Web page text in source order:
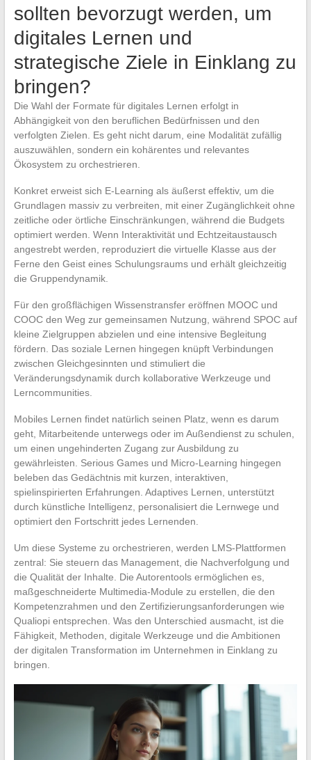
sollten bevorzugt werden, um
digitales Lernen und
strategische Ziele in Einklang zu
bringen?
Die Wahl der Formate für digitales Lernen erfolgt in
Abhängigkeit von den beruflichen Bedürfnissen und den
verfolgten Zielen. Es geht nicht darum, eine Modalität zufällig
auszuwählen, sondern ein kohärentes und relevantes
Ökosystem zu orchestrieren.
Konkret erweist sich E-Learning als äußerst effektiv, um die
Grundlagen massiv zu verbreiten, mit einer Zugänglichkeit ohne
zeitliche oder örtliche Einschränkungen, während die Budgets
optimiert werden. Wenn Interaktivität und Echtzeitaustausch
angestrebt werden, reproduziert die virtuelle Klasse aus der
Ferne den Geist eines Schulungsraums und erhält gleichzeitig
die Gruppendynamik.
Für den großflächigen Wissenstransfer eröffnen MOOC und
COOC den Weg zur gemeinsamen Nutzung, während SPOC auf
kleine Zielgruppen abzielen und eine intensive Begleitung
fördern. Das soziale Lernen hingegen knüpft Verbindungen
zwischen Gleichgesinnten und stimuliert die
Veränderungsdynamik durch kollaborative Werkzeuge und
Lerncommunities.
Mobiles Lernen findet natürlich seinen Platz, wenn es darum
geht, Mitarbeitende unterwegs oder im Außendienst zu schulen,
um einen ungehinderten Zugang zur Ausbildung zu
gewährleisten. Serious Games und Micro-Learning hingegen
beleben das Gedächtnis mit kurzen, interaktiven,
spielinspirierten Erfahrungen. Adaptives Lernen, unterstützt
durch künstliche Intelligenz, personalisiert die Lernwege und
optimiert den Fortschritt jedes Lernenden.
Um diese Systeme zu orchestrieren, werden LMS-Plattformen
zentral: Sie steuern das Management, die Nachverfolgung und
die Qualität der Inhalte. Die Autorentools ermöglichen es,
maßgeschneiderte Multimedia-Module zu erstellen, die den
Kompetenzrahmen und den Zertifizierungsanforderungen wie
Qualiopi entsprechen. Was den Unterschied ausmacht, ist die
Fähigkeit, Methoden, digitale Werkzeuge und die Ambitionen
der digitalen Transformation im Unternehmen in Einklang zu
bringen.